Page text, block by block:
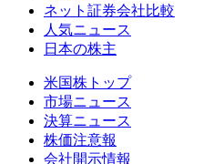
ネット証券会社比較
人気ニュース
日本の株主
米国株トップ
市場ニュース
決算ニュース
株価注意報
会社開示情報